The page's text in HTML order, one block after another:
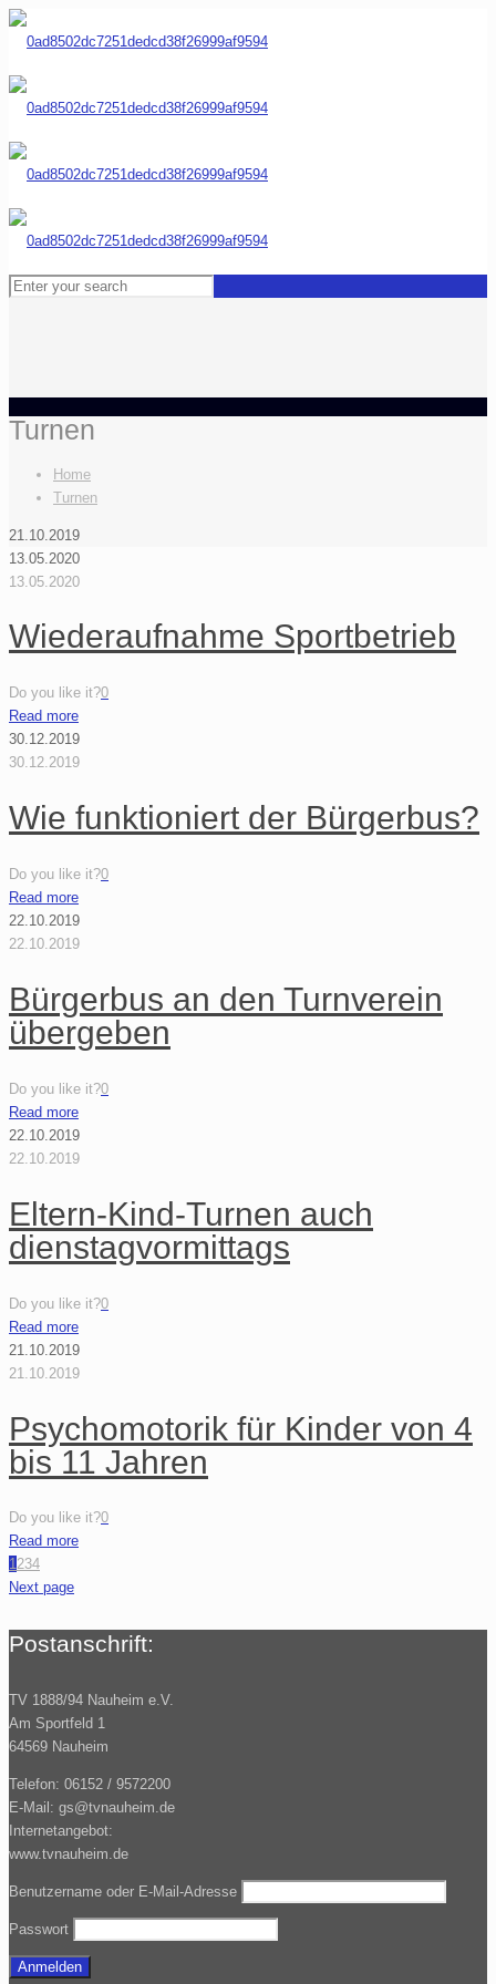
Turnen
Home
Turnen
21.10.2019
13.05.2020
13.05.2020
Wiederaufnahme Sportbetrieb
Do you like it?0
Read more
30.12.2019
30.12.2019
Wie funktioniert der Bürgerbus?
Do you like it?0
Read more
22.10.2019
22.10.2019
Bürgerbus an den Turnverein
übergeben
Do you like it?0
Read more
22.10.2019
22.10.2019
Eltern-Kind-Turnen auch
dienstagvormittags
Do you like it?0
Read more
21.10.2019
21.10.2019
Psychomotorik für Kinder von 4
bis 11 Jahren
Do you like it?0
Read more
1234
Next page
Postanschrift:
TV 1888/94 Nauheim e.V.
Am Sportfeld 1
64569 Nauheim
Telefon: 06152 / 9572200
E-Mail: gs@tvnauheim.de
Internetangebot:
www.tvnauheim.de
Benutzername oder E-Mail-Adresse
Passwort